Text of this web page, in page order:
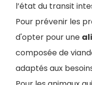
l’état du transit
Pour prévenir les
d'opter pour une
composée de
adaptés aux